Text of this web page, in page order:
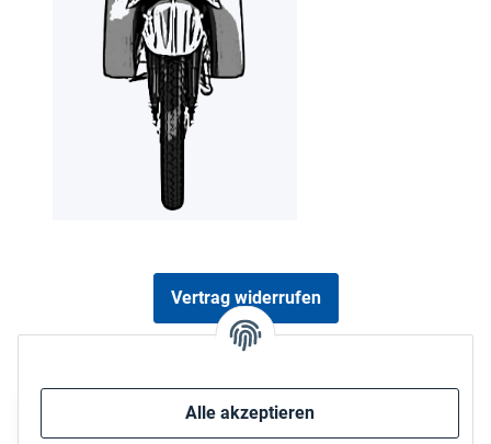
Alle akzeptieren
Vertrag widerrufen